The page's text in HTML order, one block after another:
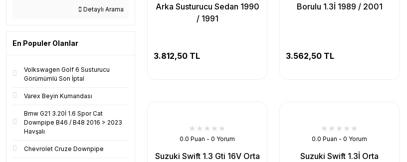
Detaylı Arama
En Populer Olanlar
Volkswagen Golf 6 Susturucu
Görümümlü Son İptal
Varex Beyin Kumandası
Bmw G21 3.20İ 1.6 Spor Cat
Downpipe B46 / B48 2016 > 2023
Havşalı
Chevrolet Cruze Downpipe
Arka Susturucu Sedan 1990
/ 1991
3.812,50 TL
Borulu 1.3İ 1989 / 2001
3.562,50 TL
0.0 Puan - 0 Yorum
Suzuki Swift 1.3 Gti 16V Orta
0.0 Puan - 0 Yorum
Suzuki Swift 1.3İ Orta